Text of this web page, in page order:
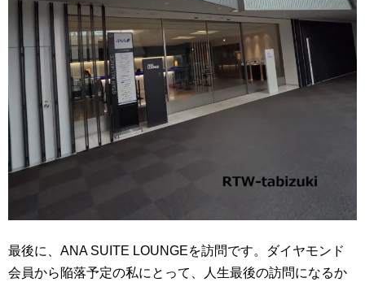
最後に、ANA SUITE LOUNGEを訪問です。ダイヤモンド
会員から陥落予定の私にとって、人生最後の訪問になるか